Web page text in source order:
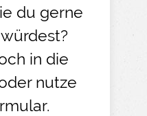
du gerne
in die
nutze
.